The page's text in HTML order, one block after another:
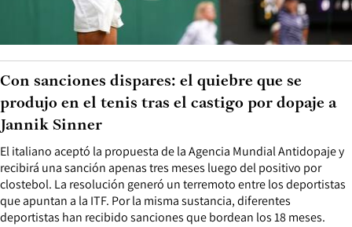
El italiano aceptó la propuesta de la Agencia Mundial Antidopaje y
recibirá una sanción apenas tres meses luego del positivo por
clostebol. La resolución generó un terremoto entre los deportistas
que apuntan a la ITF. Por la misma sustancia, diferentes
deportistas han recibido sanciones que bordean los 18 meses.
Con sanciones dispares: el quiebre que se
produjo en el tenis tras el castigo por dopaje a
Jannik Sinner